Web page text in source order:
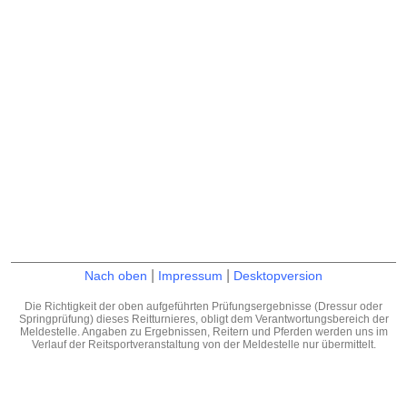
Nach oben Impressum Desktopversion
Die Richtigkeit der oben aufgeführten Prüfungsergebnisse (Dressur oder
Springprüfung) dieses Reitturnieres, obligt dem Verantwortungsbereich der
Meldestelle. Angaben zu Ergebnissen, Reitern und Pferden werden uns im
Verlauf der Reitsportveranstaltung von der Meldestelle nur übermittelt.